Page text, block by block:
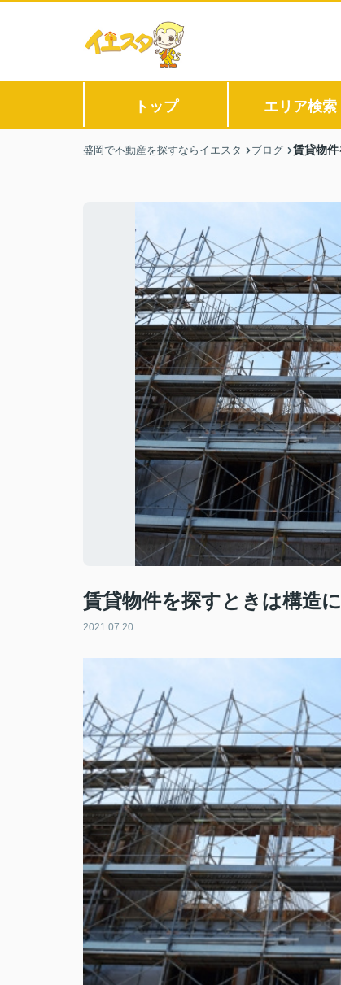
トップ エリア検索
盛岡で不動産を探すならイエスタ ブログ 賃貸物
賃貸物件を探すときは構造
2021.07.20